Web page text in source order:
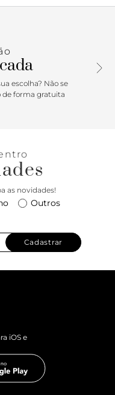
tornando perfeita
blusas de lã e
escolha? Não se
de forma gratuita
as novidades!
Outros
Cadastrar
iOS e